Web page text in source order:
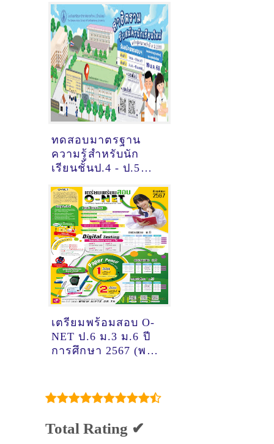
Exam 2568
ทดสอบมาตรฐาน
ความรู้สำหรับนัก
เรียนชั้นป.4 - ป.5
เลือกนักเรียนชั้น ป.6
เข้า ม.1 ปีการศึกษา
2568
เตรียมพร้อมสอบ O-
NET ป.6 ม.3 ม.6 ปี
การศึกษา 2567 (พร้อ
Total Rating ✔